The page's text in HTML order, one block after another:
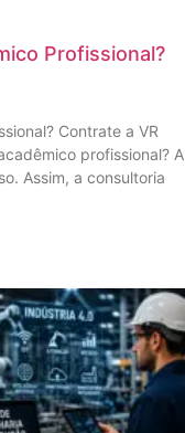
Profissional?
Contrate a VR
profissional? A
Assim, a consultoria